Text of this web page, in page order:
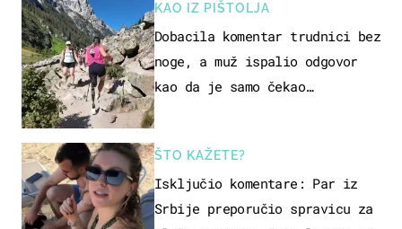
KAO IZ PIŠTOLJA
Dobacila komentar trudnici bez
noge, a muž ispalio odgovor
kao da je samo čekao…
ŠTO KAŽETE?
Isključio komentare: Par iz
Srbije preporučio spravicu za